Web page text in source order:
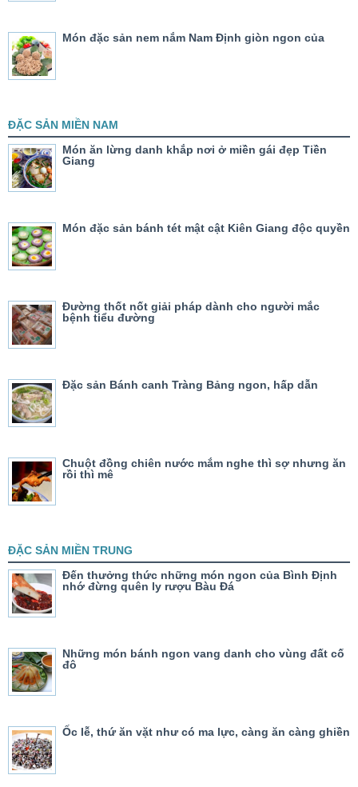
Món đặc sản nem nắm Nam Định giòn ngon của
ĐẶC SẢN MIỀN NAM
Món ăn lừng danh khắp nơi ở miền gái đẹp Tiền
Giang
Món đặc sản bánh tét mật cật Kiên Giang độc quyền
Đường thốt nốt giải pháp dành cho người mắc
bệnh tiểu đường
Đặc sản Bánh canh Tràng Bảng ngon, hấp dẫn
Chuột đồng chiên nước mắm nghe thì sợ nhưng ăn
rồi thì mê
ĐẶC SẢN MIỀN TRUNG
Đến thưởng thức những món ngon của Bình Định
nhớ đừng quên ly rượu Bàu Đá
Những món bánh ngon vang danh cho vùng đất cố
đô
Ốc lễ, thứ ăn vặt như có ma lực, càng ăn càng ghiền